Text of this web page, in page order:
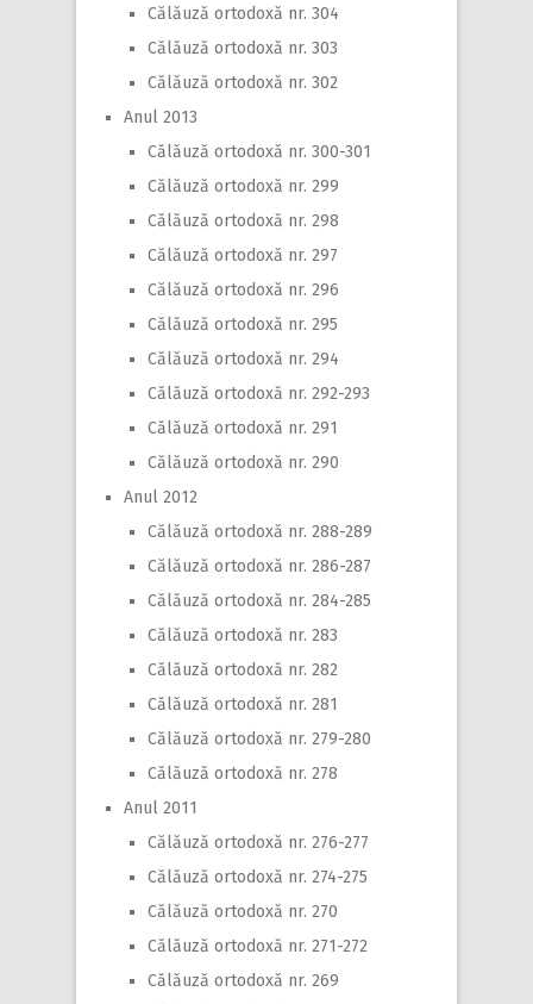
Călăuză ortodoxă nr. 304
Călăuză ortodoxă nr. 303
Călăuză ortodoxă nr. 302
Anul 2013
Călăuză ortodoxă nr. 300-301
Călăuză ortodoxă nr. 299
Călăuză ortodoxă nr. 298
Călăuză ortodoxă nr. 297
Călăuză ortodoxă nr. 296
Călăuză ortodoxă nr. 295
Călăuză ortodoxă nr. 294
Călăuză ortodoxă nr. 292-293
Călăuză ortodoxă nr. 291
Călăuză ortodoxă nr. 290
Anul 2012
Călăuză ortodoxă nr. 288-289
Călăuză ortodoxă nr. 286-287
Călăuză ortodoxă nr. 284-285
Călăuză ortodoxă nr. 283
Călăuză ortodoxă nr. 282
Călăuză ortodoxă nr. 281
Călăuză ortodoxă nr. 279-280
Călăuză ortodoxă nr. 278
Anul 2011
Călăuză ortodoxă nr. 276-277
Călăuză ortodoxă nr. 274-275
Călăuză ortodoxă nr. 270
Călăuză ortodoxă nr. 271-272
Călăuză ortodoxă nr. 269